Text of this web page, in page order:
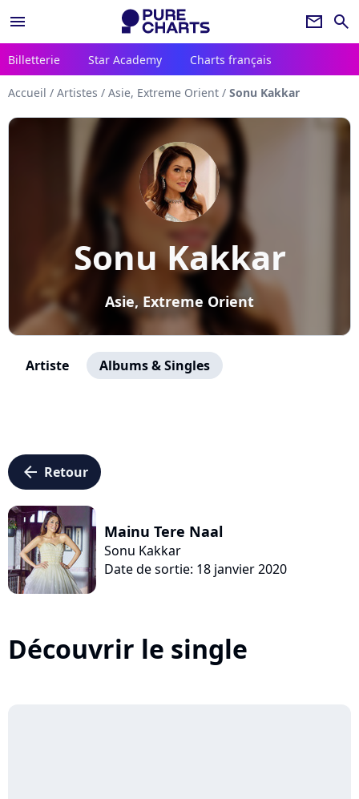
menu newsletter search
Billetterie Star Academy Charts français
Accueil / Artistes / Asie, Extreme Orient / Sonu Kakkar
Sonu Kakkar
Asie, Extreme Orient
Artiste Albums & Singles
arrow_left Retour
Mainu Tere Naal
Sonu Kakkar
Date de sortie: 18 janvier 2020
Découvrir le single